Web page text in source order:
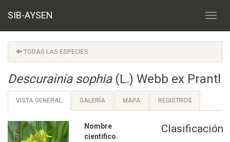
SIB-AYSEN
TODAS LAS ESPECIES
Descurainia sophia(L.) Webb ex Prantl
VISTA GENERAL GALERÍA MAPA REGISTROS
Nombre
cientifico:
Clasificación